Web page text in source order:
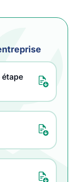
étape